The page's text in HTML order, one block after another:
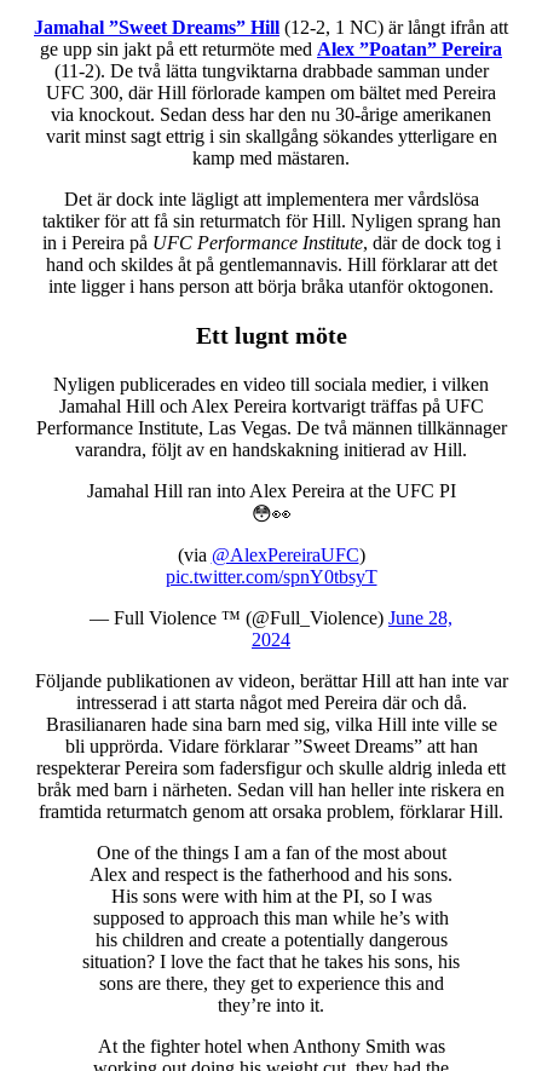
Jamahal ”Sweet Dreams” Hill (12-2, 1 NC) är långt ifrån att
ge upp sin jakt på ett returmöte med Alex ”Poatan” Pereira
(11-2). De två lätta tungviktarna drabbade samman under
UFC 300, där Hill förlorade kampen om bältet med Pereira
via knockout. Sedan dess har den nu 30-årige amerikanen
varit minst sagt ettrig i sin skallgång sökandes ytterligare en
kamp med mästaren.
Det är dock inte lägligt att implementera mer vårdslösa
taktiker för att få sin returmatch för Hill. Nyligen sprang han
in i Pereira på UFC Performance Institute, där de dock tog i
hand och skildes åt på gentlemannavis. Hill förklarar att det
inte ligger i hans person att börja bråka utanför oktogonen.
Ett lugnt möte
Nyligen publicerades en video till sociala medier, i vilken
Jamahal Hill och Alex Pereira kortvarigt träffas på UFC
Performance Institute, Las Vegas. De två männen tillkännager
varandra, följt av en handskakning initierad av Hill.
Jamahal Hill ran into Alex Pereira at the UFC PI
😳👀
(via @AlexPereiraUFC)
pic.twitter.com/spnY0tbsyT
— Full Violence ™ (@Full_Violence) June 28,
2024
Följande publikationen av videon, berättar Hill att han inte var
intresserad i att starta något med Pereira där och då.
Brasilianaren hade sina barn med sig, vilka Hill inte ville se
bli upprörda. Vidare förklarar ”Sweet Dreams” att han
respekterar Pereira som fadersfigur och skulle aldrig inleda ett
bråk med barn i närheten. Sedan vill han heller inte riskera en
framtida returmatch genom att orsaka problem, förklarar Hill.
One of the things I am a fan of the most about
Alex and respect is the fatherhood and his sons.
His sons were with him at the PI, so I was
supposed to approach this man while he’s with
his children and create a potentially dangerous
situation? I love the fact that he takes his sons, his
sons are there, they get to experience this and
they’re into it.
At the fighter hotel when Anthony Smith was